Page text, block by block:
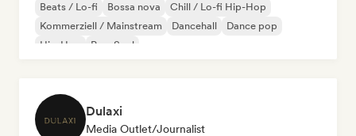
Beats / Lo-fi Bossa nova
Chill / Lo-fi Hip-Hop
Kommerziell / Mainstream
Dancehall
Dance pop
Hip-Hop
Pop-Soul
Dulaxi
Media Outlet/Journalist